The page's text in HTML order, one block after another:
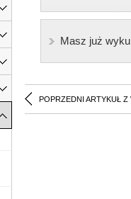
Masz już
POPRZEDNI ARTYKUŁ Z